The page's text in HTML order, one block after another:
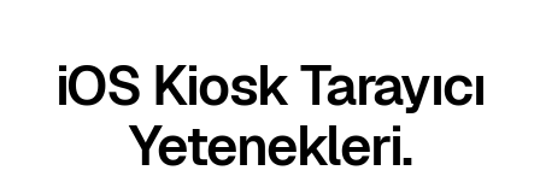
iOS Kiosk Tarayıcı
Yetenekleri.